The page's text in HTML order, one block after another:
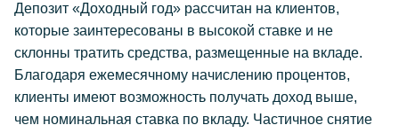
Депозит «Доходный год» рассчитан на клиентов,
которые заинтересованы в высокой ставке и не
склонны тратить средства, размещенные на вкладе.
Благодаря ежемесячному начислению процентов,
клиенты имеют возможность получать доход выше,
чем номинальная ставка по вкладу. Частичное снятие